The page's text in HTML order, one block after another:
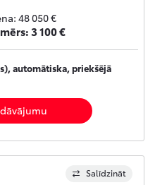
48 050 €
3 100 €
automātiska, priekšējā
Salīdzināt